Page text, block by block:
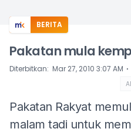
BERITA
Pakatan mula
Diterbitkan: Mar 27, 2010 3:07 AM ⋅
Pakatan Rakyat
malam tadi untuk